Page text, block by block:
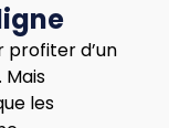
profiter d’un
Mais
les